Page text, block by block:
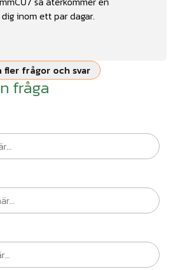
inom ett par dagar.
fler frågor och svar
fråga